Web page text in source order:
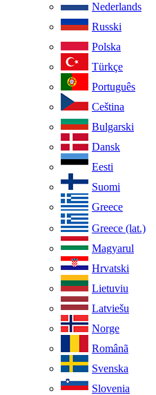
Nederlands
Russki
Polska
Türkçe
Português
Ceština
Bulgarski
Dansk
Eesti
Suomi
Greece
Greece (lat.)
Magyarul
Hrvatski
Lietuviu
Latviešu
Norge
Românã
Svenska
Slovenia